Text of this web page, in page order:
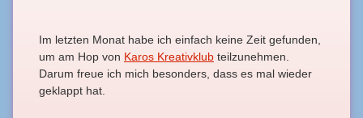
Im letzten Monat habe ich einfach keine Zeit gefunden,
um am Hop von Karos Kreativklub teilzunehmen.
Darum freue ich mich besonders, dass es mal wieder
geklappt hat.